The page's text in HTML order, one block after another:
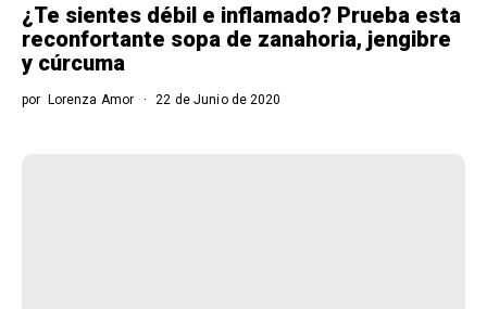
¿Te sientes débil e inflamado? Prueba esta
reconfortante sopa de zanahoria, jengibre
y cúrcuma
por Lorenza Amor 22 de Junio de 2020